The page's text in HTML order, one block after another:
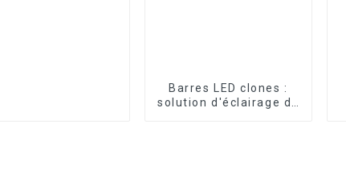
Barres LED clones :
solution d'éclairage de